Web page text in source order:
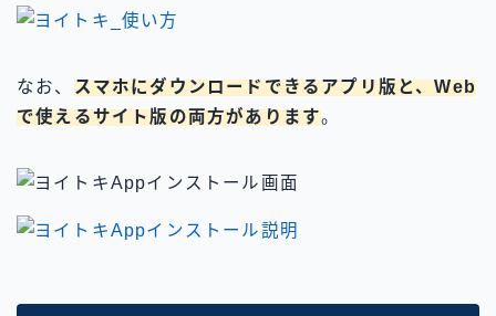
なお、
スマホにダウンロードできるアプリ版と、Web
で使えるサイト版の両方があります。